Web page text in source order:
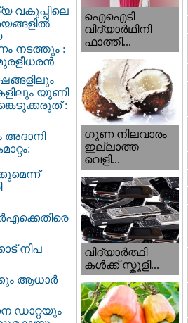
വകുപ്പിലെ
നടത്തും :
യൂണി
:
അദാനി
നിപ
ആധാര്‍
ഡാറ്റയും
ഐഐടി
വിദ്യാര്‍ഥിനി
ഫാത്തി...
ഗുണ നിലവാരം
ഇല്ലാത്ത
വെളി...
വിദ്യാർത്ഥി
കൾക്ക് സ്കൂളി...